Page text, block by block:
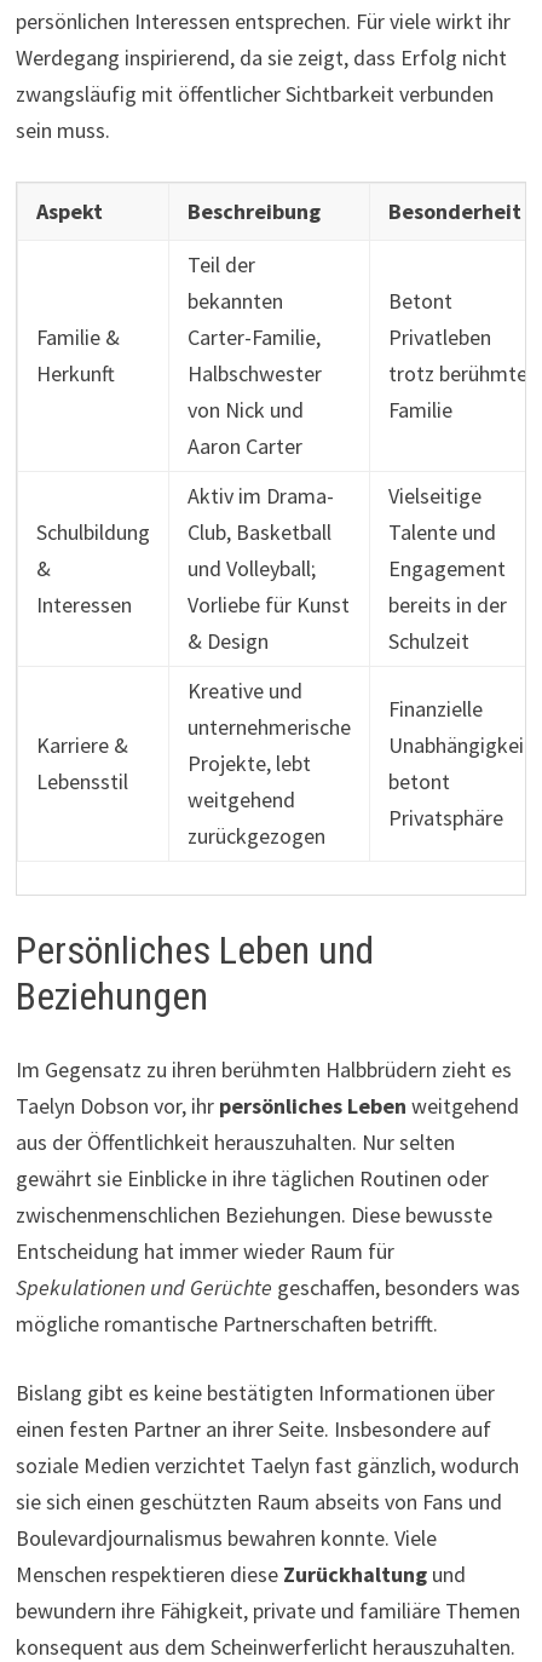
persönlichen Interessen entsprechen. Für viele wirkt ihr
Werdegang inspirierend, da sie zeigt, dass Erfolg nicht
zwangsläufig mit öffentlicher Sichtbarkeit verbunden
sein muss.
Aspekt Beschreibung Besonderheit
Familie &
Herkunft
Teil der
bekannten
Carter-Familie,
Halbschwester
von Nick und
Aaron Carter
Betont
Privatleben
trotz berühmter
Familie
Schulbildung
&
Interessen
Aktiv im Drama-
Club, Basketball
und Volleyball;
Vorliebe für Kunst
& Design
Vielseitige
Talente und
Engagement
bereits in der
Schulzeit
Karriere &
Lebensstil
Kreative und
unternehmerische
Projekte, lebt
weitgehend
zurückgezogen
Finanzielle
Unabhängigkeit,
betont
Privatsphäre
Persönliches Leben und
Beziehungen
Im Gegensatz zu ihren berühmten Halbbrüdern zieht es
Taelyn Dobson vor, ihr persönliches Leben weitgehend
aus der Öffentlichkeit herauszuhalten. Nur selten
gewährt sie Einblicke in ihre täglichen Routinen oder
zwischenmenschlichen Beziehungen. Diese bewusste
Entscheidung hat immer wieder Raum für
Spekulationen und Gerüchte geschaffen, besonders was
mögliche romantische Partnerschaften betrifft.
Bislang gibt es keine bestätigten Informationen über
einen festen Partner an ihrer Seite. Insbesondere auf
soziale Medien verzichtet Taelyn fast gänzlich, wodurch
sie sich einen geschützten Raum abseits von Fans und
Boulevardjournalismus bewahren konnte. Viele
Menschen respektieren diese Zurückhaltungund
bewundern ihre Fähigkeit, private und familiäre Themen
konsequent aus dem Scheinwerferlicht herauszuhalten.